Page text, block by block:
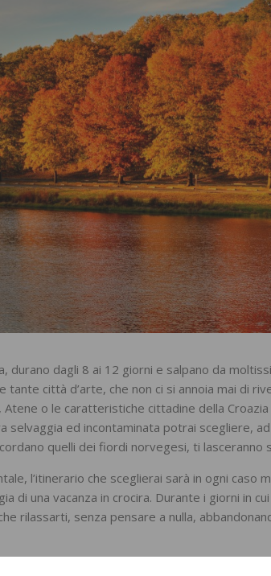
dagli 8 ai 12 giorni e salpano da
città d’arte, che non ci si annoia mai di
o le caratteristiche cittadine della
selvaggia ed incontaminata potrai scegliere,
quelli dei fiordi norvegesi, ti lasceranno
l’itinerario che sceglierai sarà in ogni caso
di una vacanza in crocira. Durante i giorni in
rilassarti, senza pensare a nulla,
per regalare una vacanza a tutta la famiglia: